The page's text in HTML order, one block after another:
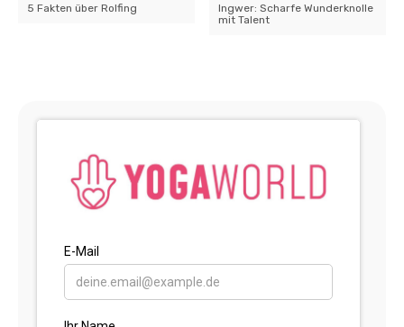
5 Fakten über Rolfing
Ingwer: Scharfe Wunderknolle
mit Talent